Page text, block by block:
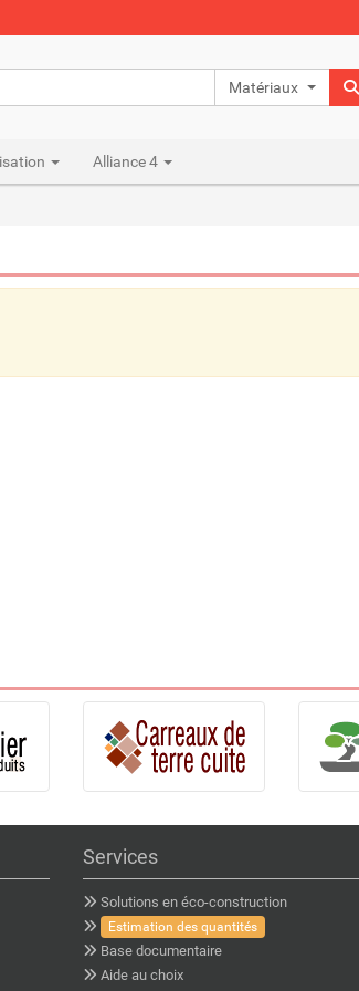
Matériaux naturels
Alliance 4
Services
Solutions en éco-construction
Estimation des quantités
Base documentaire
Aide au choix